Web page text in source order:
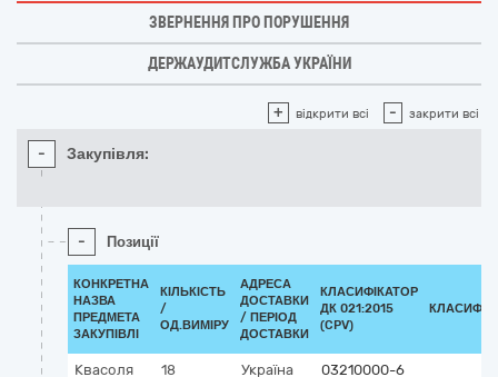
ЗВЕРНЕННЯ ПРО ПОРУШЕННЯ
ДЕРЖАУДИТСЛУЖБА УКРАЇНИ
+ відкрити всі - закрити всі
- Закупівля:
- Позиції
КОНКРЕТНА
НАЗВА
ПРЕДМЕТА
ЗАКУПІВЛІ
КІЛЬКІСТЬ
/
ОД.ВИМІРУ
АДРЕСА
ДОСТАВКИ
/ ПЕРІОД
ДОСТАВКИ
КЛАСИФІКАТОР
ДК 021:2015
(CPV)
Квасоля
18
Україна
03210000-6